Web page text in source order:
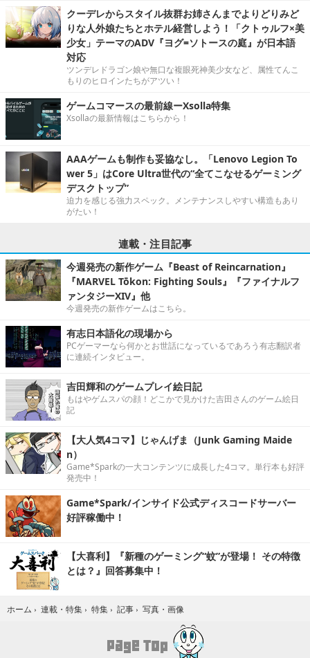
クーデレからスタイル抜群お姉さんまでよりどりみど
りな人外娘たちとホテル経営しよう！「クトゥルフ×美
少女」テーマのADV『ヨグ=ソトースの庭』が日本語
対応
ツンデレドラゴン娘や無口な複眼死神美少女など、属性てんこ
もりのヒロインたちがアツい！
ゲームコマースの最前線ーXsolla特集
Xsollaの最新情報はこちらから！
AAAゲームも制作も妥協なし。「Lenovo Legion To
wer 5」はCore Ultra世代の“全てこなせるゲーミング
デスクトップ”
迫力を感じる強力スペック。メンテナンスしやすい構造もあり
がたい！
連載・注目記事
今週発売の新作ゲーム『Beast of Reincarnation』
『MARVEL Tōkon: Fighting Souls』『ファイナルフ
ァンタジーXIV』他
今週発売の新作ゲームはこちら。
有志日本語化の現場から
PCゲーマーなら何かとお世話になっているであろう有志翻訳者
に連続インタビュー。
吉田輝和のゲームプレイ絵日記
もはやゲムスパの顔！どこかで見かけた吉田さんのゲーム絵日
記
【大人気4コマ】じゃんげま（Junk Gaming Maide
n）
Game*Sparkの一大コンテンツに成長した4コマ。単行本も好評
発売中！
Game*Spark/インサイド公式ディスコードサーバー
好評稼働中！
【大喜利】『新種のゲーミング“蚊”が登場！ その特徴
とは？』回答募集中！
ホーム › 連載・特集 › 特集 › 記事 › 写真・画像